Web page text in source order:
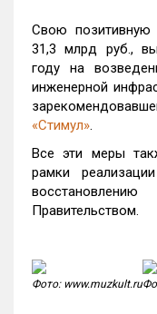
Свою позитивную
31,3 млрд руб.,
году на
инженерной
«Стимул».
Все эти меры
рамки
Правительством.
Фото: www.muzkult.ru